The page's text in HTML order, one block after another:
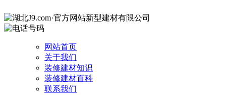
网站首页
关于我们
装修建材知识
装修建材百科
联系我们